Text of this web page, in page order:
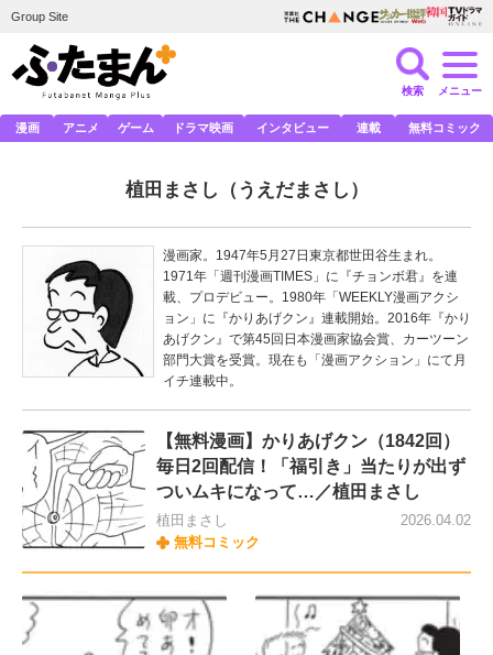
Group Site
検索 メニュー
漫画 アニメ ゲーム ドラマ映画 インタビュー 連載 無料コミック
植田まさし （うえだまさし）
漫画家。1947年5月27日東京都世田谷生まれ。
1971年「週刊漫画TIMES」に『チョンボ君』を連
載、プロデビュー。1980年「WEEKLY漫画アクシ
ョン」に『かりあげクン』連載開始。2016年『かり
あげクン』で第45回日本漫画家協会賞、カーツーン
部門大賞を受賞。現在も「漫画アクション」にて月
イチ連載中。
【無料漫画】かりあげクン（1842回）
毎日2回配信！「福引き」当たりが出ず
ついムキになって…／植田まさし
植田まさし
無料コミック
2026.04.02